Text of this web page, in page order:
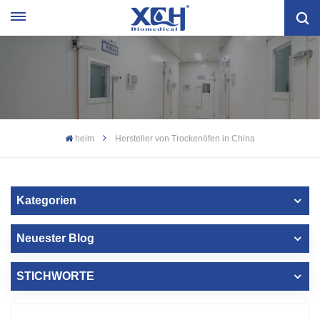
heim Hersteller von Trockenöfen in China
Kategorien
Neuester Blog
STICHWORTE